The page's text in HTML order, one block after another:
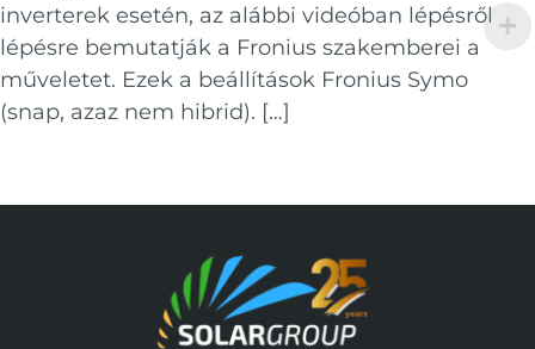
inverterek esetén, az alábbi videóban lépésről
lépésre bemutatják a Fronius szakemberei a
műveletet. Ezek a beállítások Fronius Symo
(snap, azaz nem hibrid). […]